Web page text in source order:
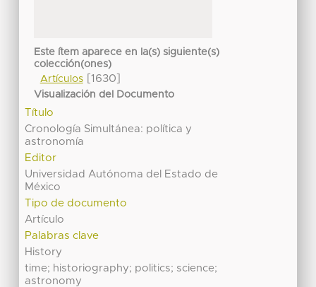
Este ítem aparece en la(s) siguiente(s)
colección(ones)
Artículos[1630]
Visualización del Documento
Título
Cronología Simultánea: política y
astronomía
Editor
Universidad Autónoma del Estado de
México
Tipo de documento
Artículo
Palabras clave
History
time; historiography; politics; science;
astronomy